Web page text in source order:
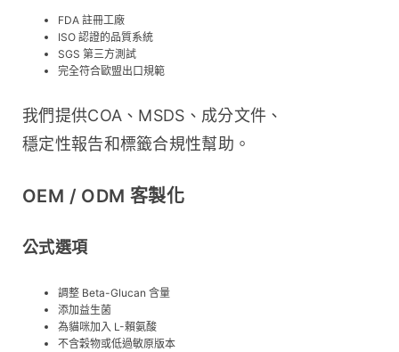
FDA 註冊工廠
ISO 認證的品質系統
SGS 第三方測試
完全符合歐盟出口規範
我們提供COA、MSDS、成分文件、
穩定性報告和標籤合規性幫助。
OEM / ODM 客製化
公式選項
調整 Beta-Glucan 含量
添加益生菌
為貓咪加入 L-賴氨酸
不含穀物或低過敏原版本